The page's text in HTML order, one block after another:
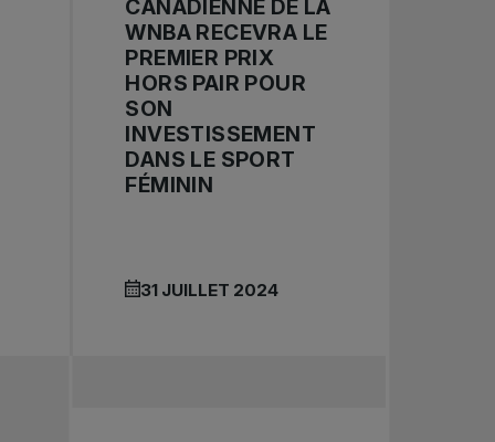
CANADIENNE DE LA
WNBA RECEVRA LE
PREMIER PRIX
HORS PAIR POUR
SON
INVESTISSEMENT
DANS LE SPORT
FÉMININ
31 JUILLET 2024